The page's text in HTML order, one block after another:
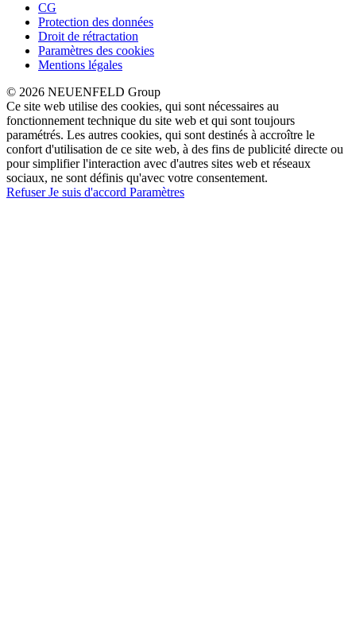
CG
Protection des données
Droit de rétractation
Paramètres des cookies
Mentions légales
© 2026 NEUENFELD Group
Ce site web utilise des cookies, qui sont nécessaires au
fonctionnement technique du site web et qui sont toujours
paramétrés. Les autres cookies, qui sont destinés à accroître le
confort d'utilisation de ce site web, à des fins de publicité directe ou
pour simplifier l'interaction avec d'autres sites web et réseaux
sociaux, ne sont définis qu'avec votre consentement.
RefuserJe suis d'accord Paramètres